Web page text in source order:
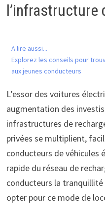
l’infrastructure
A lire aussi...
Explorez les conseils pour
aux jeunes conducteurs
L’essor des voitures
augmentation des
infrastructures de
privées se multiplient,
conducteurs de véhicules
rapide du réseau de
conducteurs la tranquillité
opter pour ce mode de